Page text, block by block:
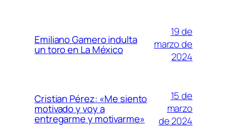
Emiliano Gamero indulta
un toro en La México
19 de
marzo de
2024
Cristian Pérez: «Me siento
motivado y voy a
entregarme y motivarme»
15 de
marzo
de 2024